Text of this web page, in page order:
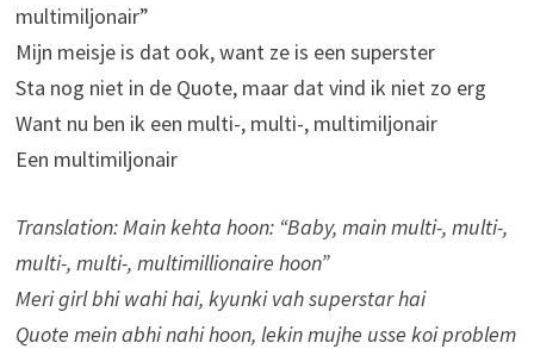
multimiljonair”
Mijn meisje is dat ook, want ze is een superster
Sta nog niet in de Quote, maar dat vind ik niet zo erg
Want nu ben ik een multi-, multi-, multimiljonair
Een multimiljonair
Translation: Main kehta hoon: “Baby, main multi-, multi-,
multi-, multi-, multimillionaire hoon”
Meri girl bhi wahi hai, kyunki vah superstar hai
Quote mein abhi nahi hoon, lekin mujhe usse koi problem